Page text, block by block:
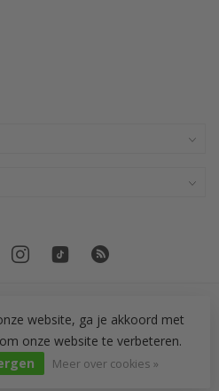
PH Tegeltechniek
website, ga je akkoord met
onze website te verbeteren.
Meer over cookies »